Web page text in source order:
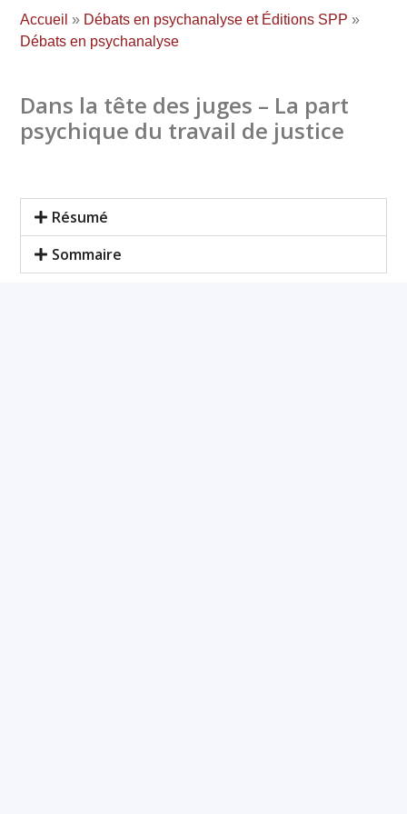
Accueil » Débats en psychanalyse et Éditions SPP »
Débats en psychanalyse
Dans la tête des juges – La part
psychique du travail de justice
Résumé
Sommaire